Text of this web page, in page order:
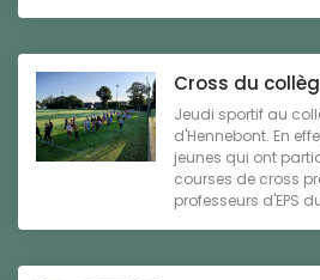
Cross du
Jeudi sportif au
d'Hennebont. En
jeunes qui ont
courses de cross
professeurs d'EPS